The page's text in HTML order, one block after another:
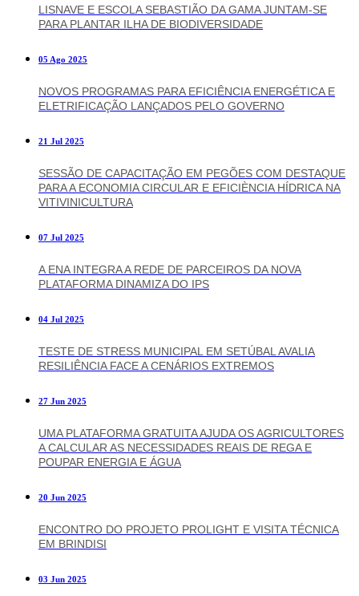
LISNAVE E ESCOLA SEBASTIÃO DA GAMA JUNTAM-SE
PARA PLANTAR ILHA DE BIODIVERSIDADE
05 Ago 2025
NOVOS PROGRAMAS PARA EFICIÊNCIA ENERGÉTICA E
ELETRIFICAÇÃO LANÇADOS PELO GOVERNO
21 Jul 2025
SESSÃO DE CAPACITAÇÃO EM PEGÕES COM DESTAQUE
PARA A ECONOMIA CIRCULAR E EFICIÈNCIA HÍDRICA NA
VITIVINICULTURA
07 Jul 2025
A ENA INTEGRA A REDE DE PARCEIROS DA NOVA
PLATAFORMA DINAMIZA DO IPS
04 Jul 2025
TESTE DE STRESS MUNICIPAL EM SETÚBAL AVALIA
RESILIÊNCIA FACE A CENÁRIOS EXTREMOS
27 Jun 2025
UMA PLATAFORMA GRATUITA AJUDA OS AGRICULTORES
A CALCULAR AS NECESSIDADES REAIS DE REGA E
POUPAR ENERGIA E ÁGUA
20 Jun 2025
ENCONTRO DO PROJETO PROLIGHT E VISITA TÉCNICA
EM BRINDISI
03 Jun 2025